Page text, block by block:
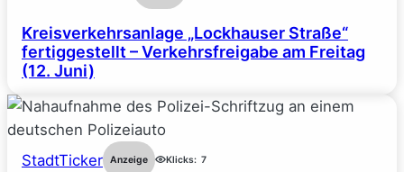
Kreisverkehrsanlage „Lockhauser Straße“
fertiggestellt – Verkehrsfreigabe am Freitag
(12. Juni)
StadtTicker Anzeige Klicks: 7